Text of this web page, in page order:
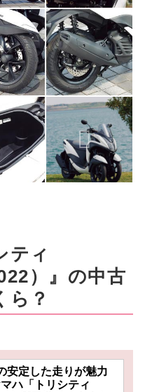
ティ
）』の中古
ら？
安定した走りが魅力
ハ「トリシティ